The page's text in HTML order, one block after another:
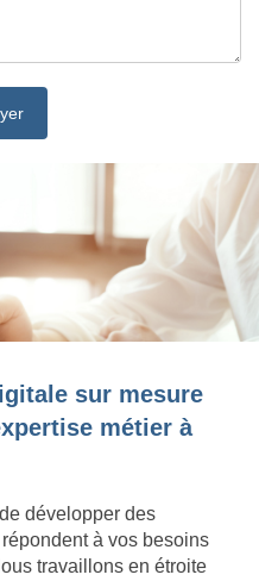
sur mesure
métier à
développer des
à vos besoins
travaillons en étroite